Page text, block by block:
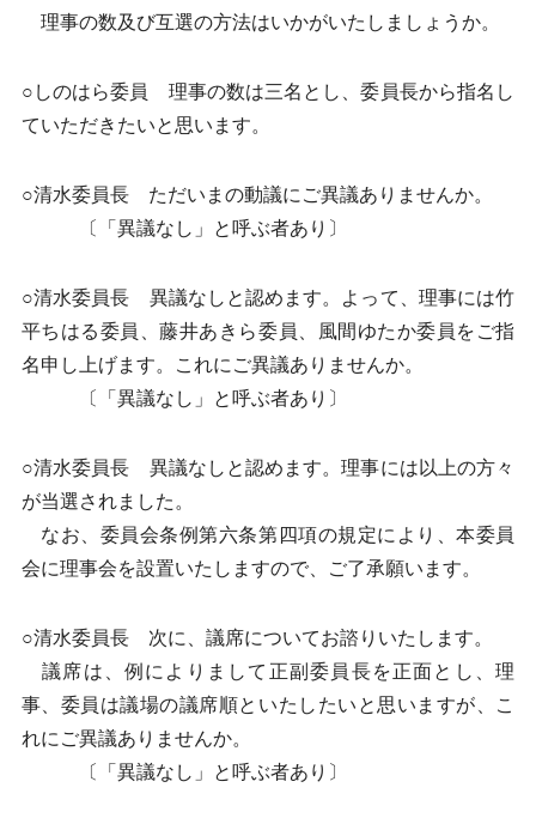
理事の数及び互選の方法はいかがいたしましょうか。
○しのはら委員 理事の数は三名とし、委員長から指名し
ていただきたいと思います。
○清水委員長 ただいまの動議にご異議ありませんか。
〔「異議なし」と呼ぶ者あり〕
○清水委員長 異議なしと認めます。よって、理事には竹
平ちはる委員、藤井あきら委員、風間ゆたか委員をご指
名申し上げます。これにご異議ありませんか。
〔「異議なし」と呼ぶ者あり〕
○清水委員長 異議なしと認めます。理事には以上の方々
が当選されました。
なお、委員会条例第六条第四項の規定により、本委員
会に理事会を設置いたしますので、ご了承願います。
○清水委員長 次に、議席についてお諮りいたします。
議席は、例によりまして正副委員長を正面とし、理
事、委員は議場の議席順といたしたいと思いますが、こ
れにご異議ありませんか。
〔「異議なし」と呼ぶ者あり〕